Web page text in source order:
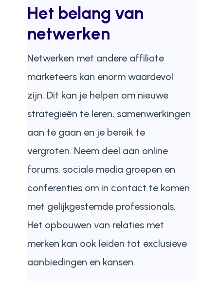
Het belang van
netwerken
Netwerken met andere affiliate
marketeers kan enorm waardevol
zijn. Dit kan je helpen om nieuwe
strategieën te leren, samenwerkingen
aan te gaan en je bereik te
vergroten. Neem deel aan online
forums, sociale media groepen en
conferenties om in contact te komen
met gelijkgestemde professionals.
Het opbouwen van relaties met
merken kan ook leiden tot exclusieve
aanbiedingen en kansen.